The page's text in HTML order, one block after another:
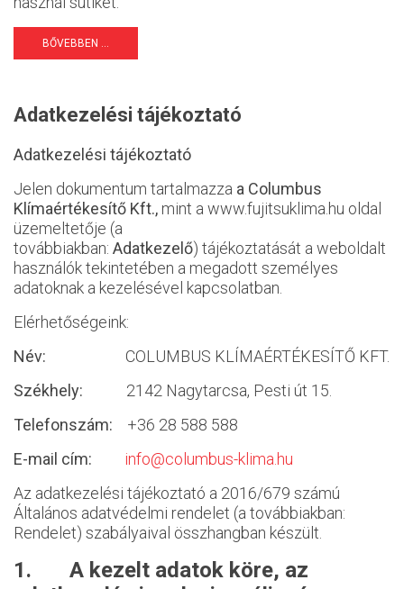
BŐVEBBEN ...
Adatkezelési tájékoztató
Adatkezelési tájékoztató
Jelen dokumentum tartalmazza a Columbus
Klímaértékesítő Kft., mint a www.fujitsuklima.hu oldal
üzemeltetője (a
továbbiakban: Adatkezelő) tájékoztatását a weboldalt
használók tekintetében a megadott személyes
adatoknak a kezelésével kapcsolatban.
Elérhetőségeink:
Név: COLUMBUS KLÍMAÉRTÉKESÍTŐ KFT.
Székhely: 2142 Nagytarcsa, Pesti út 15.
Telefonszám: +36 28 588 588
E-mail cím:
info@columbus-klima.hu
Az adatkezelési tájékoztató a 2016/679 számú
Általános adatvédelmi rendelet (a továbbiakban:
Rendelet) szabályaival összhangban készült.
1. A kezelt adatok köre, az